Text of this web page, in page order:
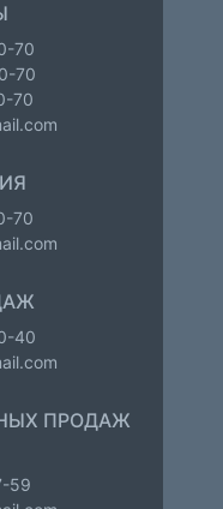
70
70
70
70
40
ПРОДАЖ
59